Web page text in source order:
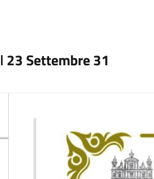
23 Settembre 31